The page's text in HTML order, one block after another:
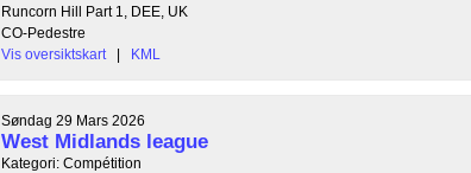
Runcorn Hill Part 1, DEE, UK
CO-Pedestre
Vis oversiktskart
| KML
Søndag 29 Mars 2026
West Midlands league
Kategori: Compétition